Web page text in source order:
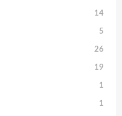
14
5
26
19
1
1